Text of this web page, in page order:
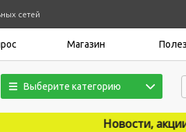
сетей
Магазин
Выберите категорию
Новости,